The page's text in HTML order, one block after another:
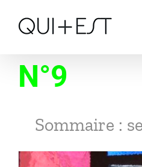
contenu
N°9
Sommaire :